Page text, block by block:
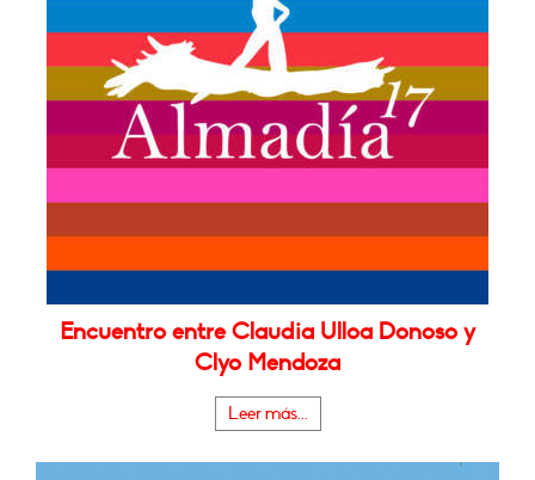
Encuentro entre Claudia Ulloa Donoso y
Clyo Mendoza
Leer más...